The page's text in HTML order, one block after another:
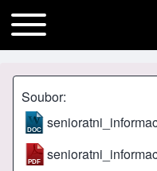
Main navigation
Toggle main menu
Soubor